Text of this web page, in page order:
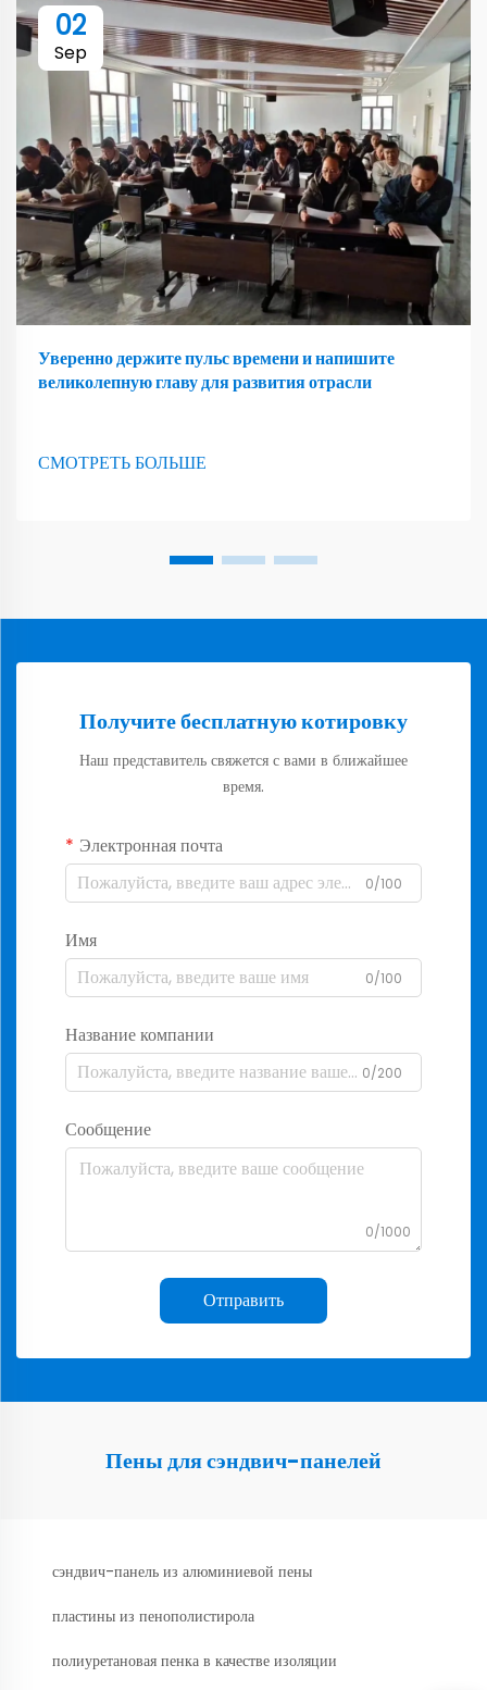
02
Sep
Уверенно держите пульс времени и напишите
великолепную главу для развития отрасли
СМОТРЕТЬ БОЛЬШЕ
Получите бесплатную котировку
Наш представитель свяжется с вами в ближайшее
время.
Электронная почта
0/100
Имя
0/100
Название компании
0/200
Сообщение
0/1000
Отправить
Пены для сэндвич-панелей
сэндвич-панель из алюминиевой пены
пластины из пенополистирола
полиуретановая пенка в качестве изоляции